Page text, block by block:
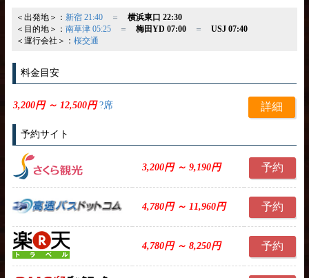
＜出発地＞： 新宿 21:40＝ 横浜東口 22:30
＜目的地＞： 南草津 05:25＝ 梅田YD 07:00＝ USJ 07:40
＜運行会社＞： 桜交通
料金目安
3,200円 ～ 12,500円?席 詳細
予約サイト
3,200円 ～ 9,190円 予約
4,780円 ～ 11,960円 予約
4,780円 ～ 8,250円 予約